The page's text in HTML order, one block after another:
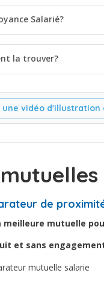
Salarié?
la trouver?
une vidéo
de
meilleure mutuelle
et sans